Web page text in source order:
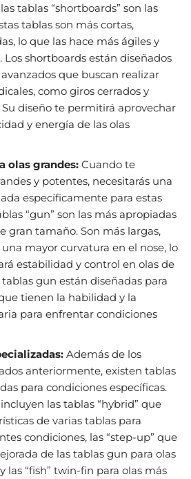
tablas “shortboards” son las
tablas son más cortas,
lo que las hace más ágiles y
Los shortboards están diseñados
que buscan realizar
como giros cerrados y
Su diseño te permitirá aprovechar
y energía de las olas
olas grandes: Cuando te
y potentes, necesitarás una
específicamente para estas
“gun” son las más apropiadas
gran tamaño. Son más largas,
mayor curvatura en el nose, lo
estabilidad y control en olas de
gun están diseñadas para
tienen la habilidad y la
para enfrentar condiciones
Además de los
anteriormente, existen tablas
para condiciones específicas.
las tablas “hybrid” que
de varias tablas para
condiciones, las “step-up” que
de las tablas gun para olas
las “fish” twin-fin para olas más